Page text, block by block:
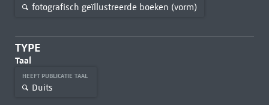
fotografisch geïllustreerde boeken (vorm)
TYPE
Taal
HEEFT PUBLICATIE TAAL
Duits